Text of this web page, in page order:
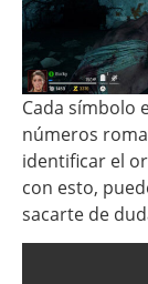
Cada símbolo
números
identificar el
con esto,
sacarte de